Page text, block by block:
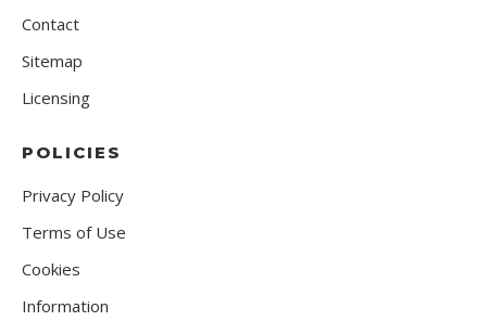
Contact
Sitemap
Licensing
POLICIES
Privacy Policy
Terms of Use
Cookies
Information